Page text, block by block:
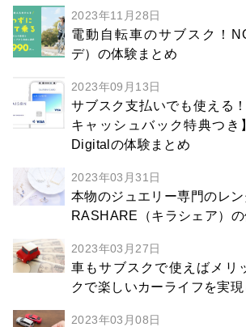
2023年11月28日
電動自転車のサブスク！
デ）の体験まとめ
2023年09月13日
サブスク支払いでも使える
キャッシュバック特典つき
Digitalの体験まとめ
2023年03月31日
本物のジュエリー専門のレン
RASHARE（キラシェア）
2023年03月27日
車もサブスクで使えばメリ
クで楽しいカーライフを実現
2023年03月08日